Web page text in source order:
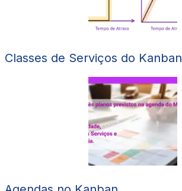
Classes de Serviços do Kanban